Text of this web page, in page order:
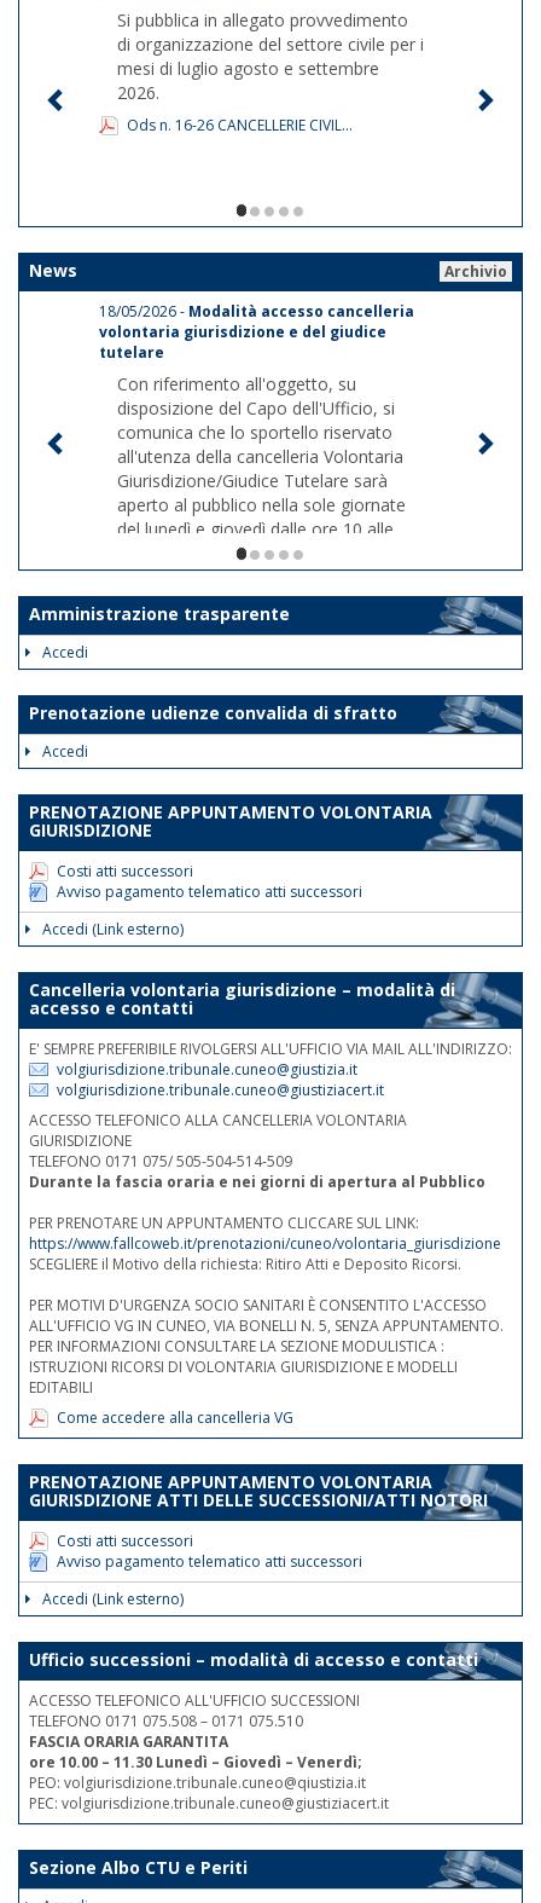
Si pubblica in allegato provvedimento
di organizzazione del settore civile per i
mesi di luglio agosto e settembre
2026.
Ods n. 16-26 CANCELLERIE CIVIL...
1/5
News
Archivio
18/05/2026 - Modalità accesso cancelleria
volontaria giurisdizione e del giudice
tutelare
Con riferimento all'oggetto, su
disposizione del Capo dell'Ufficio, si
comunica che lo sportello riservato
all'utenza della cancelleria Volontaria
Giurisdizione/Giudice Tutelare sarà
aperto al pubblico nella sole giornate
del lunedì e giovedì dalle ore 10 alle
ore 12. Le disposizioni suddette
avranno validità dalla data odierna fino
al 30 giugno 2026.
al fine di assicurare la trattazione con
priorità assoluta degli atti indifferibili e
urgenti.
Nelle medesime giornate e fasce
orarie sarà garantita la reperibilità
telefonica ai nn.rr. 0171 075
507/508/514.
1/5
Amministrazione trasparente
Accedi
Prenotazione udienze convalida di sfratto
Accedi
PRENOTAZIONE APPUNTAMENTO VOLONTARIA
GIURISDIZIONE
Costi atti successori
Avviso pagamento telematico atti successori
Accedi (Link esterno)
Cancelleria volontaria giurisdizione – modalità di
accesso e contatti
E' SEMPRE PREFERIBILE RIVOLGERSI ALL'UFFICIO VIA MAIL ALL'INDIRIZZO:
volgiurisdizione.tribunale.cuneo@giustizia.it
volgiurisdizione.tribunale.cuneo@giustiziacert.it
ACCESSO TELEFONICO ALLA CANCELLERIA VOLONTARIA
GIURISDIZIONE
TELEFONO 0171 075/ 505-504-514-509
Durante la fascia oraria e nei giorni di apertura al Pubblico
PER PRENOTARE UN APPUNTAMENTO CLICCARE SUL LINK:
https://www.fallcoweb.it/prenotazioni/cuneo/volontaria_giurisdizione
SCEGLIERE il Motivo della richiesta: Ritiro Atti e Deposito Ricorsi.
PER MOTIVI D'URGENZA SOCIO SANITARI È CONSENTITO L'ACCESSO
ALL'UFFICIO VG IN CUNEO, VIA BONELLI N. 5, SENZA APPUNTAMENTO.
PER INFORMAZIONI CONSULTARE LA SEZIONE MODULISTICA :
ISTRUZIONI RICORSI DI VOLONTARIA GIURISDIZIONE E MODELLI
EDITABILI
Come accedere alla cancelleria VG
PRENOTAZIONE APPUNTAMENTO VOLONTARIA
GIURISDIZIONE ATTI DELLE SUCCESSIONI/ATTI NOTORI
Costi atti successori
Avviso pagamento telematico atti successori
Accedi (Link esterno)
Ufficio successioni – modalità di accesso e contatti
ACCESSO TELEFONICO ALL'UFFICIO SUCCESSIONI
TELEFONO 0171 075.508 – 0171 075.510
FASCIA ORARIA GARANTITA
ore 10.00 – 11.30 Lunedì – Giovedì – Venerdì;
PEO: volgiurisdizione.tribunale.cuneo@qiustizia.it
PEC: volgiurisdizione.tribunale.cuneo@giustiziacert.it
Sezione Albo CTU e Periti